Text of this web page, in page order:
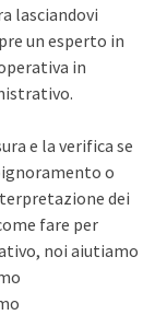
lasciandovi
un esperto in
in
e la verifica se
o
dei
fare per
noi aiutiamo